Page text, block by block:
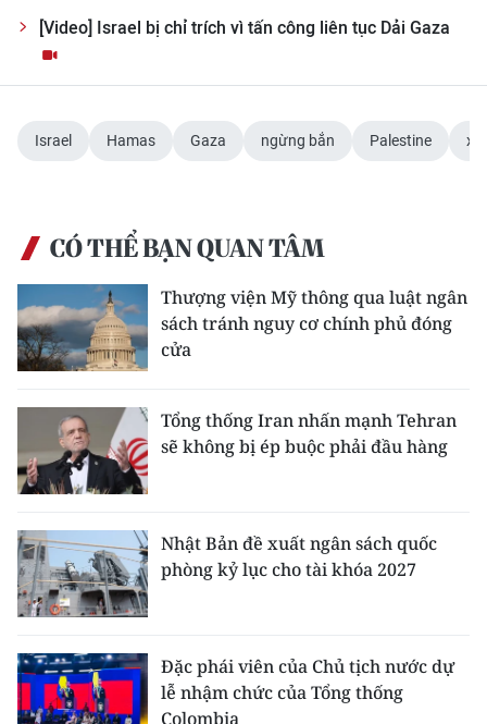
한국어[Video] Israel bị chỉ trích vì tấn công liên tục Dải Gaza
Israel Hamas Gaza ngừng bắn Palestine
CÓ THỂ BẠN QUAN TÂM
Thượng viện Mỹ thông qua luật ngân
sách tránh nguy cơ chính phủ đóng
cửa
Tổng thống Iran nhấn mạnh Tehran
sẽ không bị ép buộc phải đầu hàng
Nhật Bản đề xuất ngân sách quốc
phòng kỷ lục cho tài khóa 2027
Đặc phái viên của Chủ tịch nước dự
lễ nhậm chức của Tổng thống
Colombia